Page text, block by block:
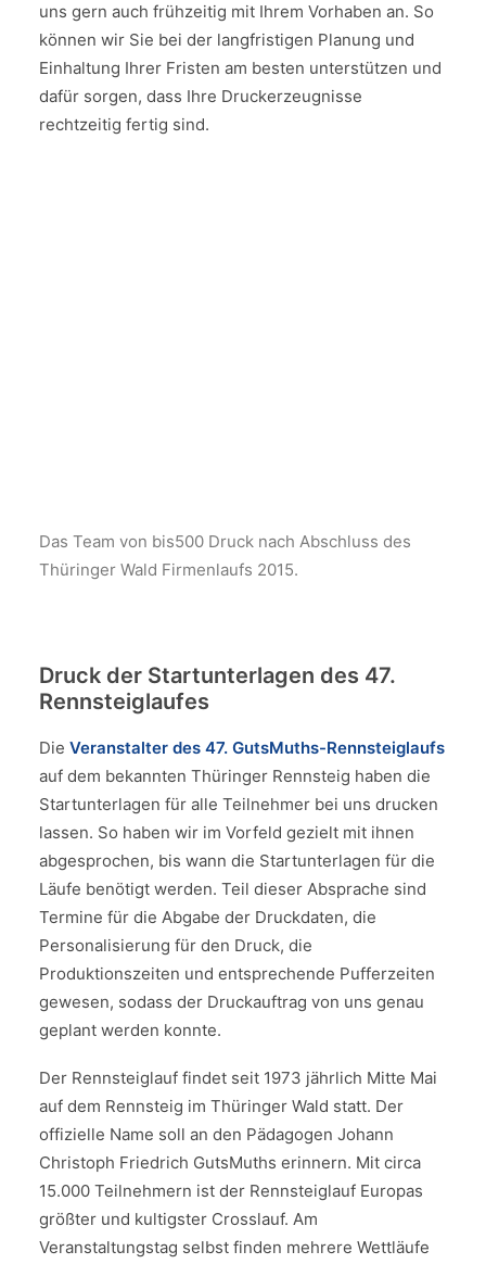
uns gern auch frühzeitig mit Ihrem Vorhaben an. So
können wir Sie bei der langfristigen Planung und
Einhaltung Ihrer Fristen am besten unterstützen und
dafür sorgen, dass Ihre Druckerzeugnisse
rechtzeitig fertig sind.
Das Team von bis500 Druck nach Abschluss des
Thüringer Wald Firmenlaufs 2015.
Druck der Startunterlagen des 47.
Rennsteiglaufes
Die Veranstalter des 47. GutsMuths-Rennsteiglaufs
auf dem bekannten Thüringer Rennsteig haben die
Startunterlagen für alle Teilnehmer bei uns drucken
lassen. So haben wir im Vorfeld gezielt mit ihnen
abgesprochen, bis wann die Startunterlagen für die
Läufe benötigt werden. Teil dieser Absprache sind
Termine für die Abgabe der Druckdaten, die
Personalisierung für den Druck, die
Produktionszeiten und entsprechende Pufferzeiten
gewesen, sodass der Druckauftrag von uns genau
geplant werden konnte.
Der Rennsteiglauf findet seit 1973 jährlich Mitte Mai
auf dem Rennsteig im Thüringer Wald statt. Der
offizielle Name soll an den Pädagogen Johann
Christoph Friedrich GutsMuths erinnern. Mit circa
15.000 Teilnehmern ist der Rennsteiglauf Europas
größter und kultigster Crosslauf. Am
Veranstaltungstag selbst finden mehrere Wettläufe